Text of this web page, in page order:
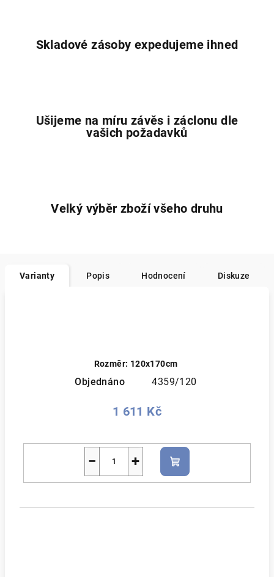
Skladové zásoby expedujeme ihned
Ušijeme na míru závěs i záclonu dle
vašich požadavků
Velký výběr zboží všeho druhu
Varianty Popis Hodnocení Diskuze
Rozměr: 120x170cm
Objednáno 4359/120
1 611 Kč
+
−
Do
košíku